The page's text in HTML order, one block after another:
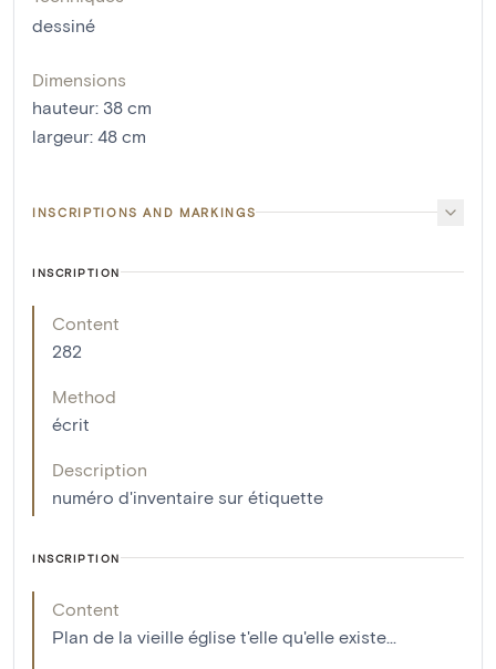
dessiné
Dimensions
hauteur: 38 cm
largeur: 48 cm
INSCRIPTIONS AND MARKINGS
INSCRIPTION
Content
282
Method
écrit
Description
numéro d'inventaire sur étiquette
INSCRIPTION
Content
Plan de la vieille église t'elle qu'elle existe...